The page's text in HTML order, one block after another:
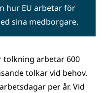
hur EU arbetar för
sina medborgare.
tolkning arbetar 600
tolkar vid behov.
per år. Vid